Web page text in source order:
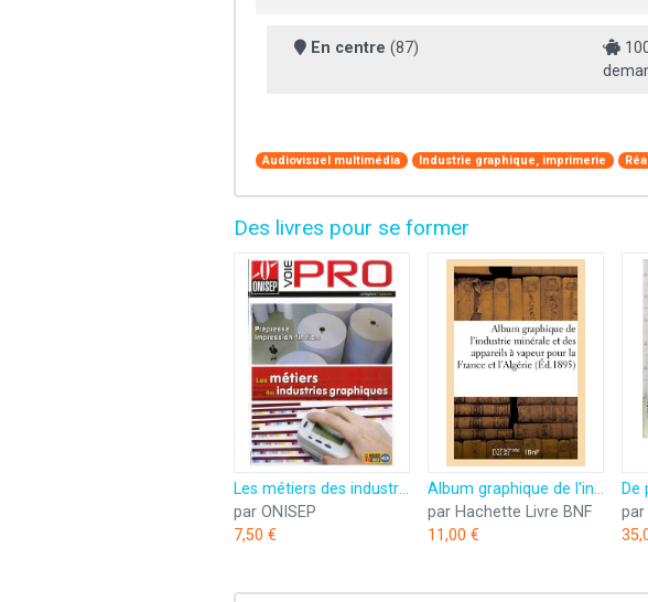
En centre (87)
Audiovisuel multimédia Industrie graphique, imprimerie
Des livres pour se former
Les métiers des industries graphiques
par ONISEP
7,50 €
Album graphique de l'industrie minérale et des appareils à vapeur pour la France et l'Algérie
par Hachette Livre BNF
11,00 €
par